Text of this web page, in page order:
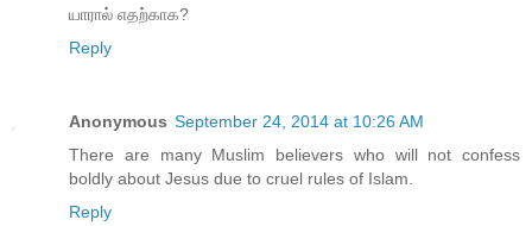
யாரால் எதற்காக?
Reply
Anonymous September 24, 2014 at 10:26 AM
There are many Muslim believers who will not confess
boldly about Jesus due to cruel rules of Islam.
Reply